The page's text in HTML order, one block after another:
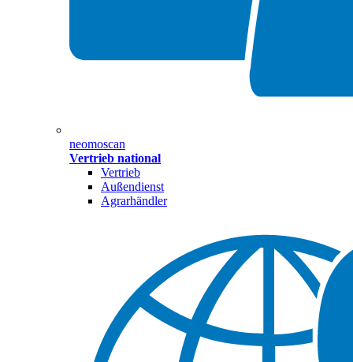
neomoscan
Vertrieb national
Vertrieb
Außendienst
Agrarhändler